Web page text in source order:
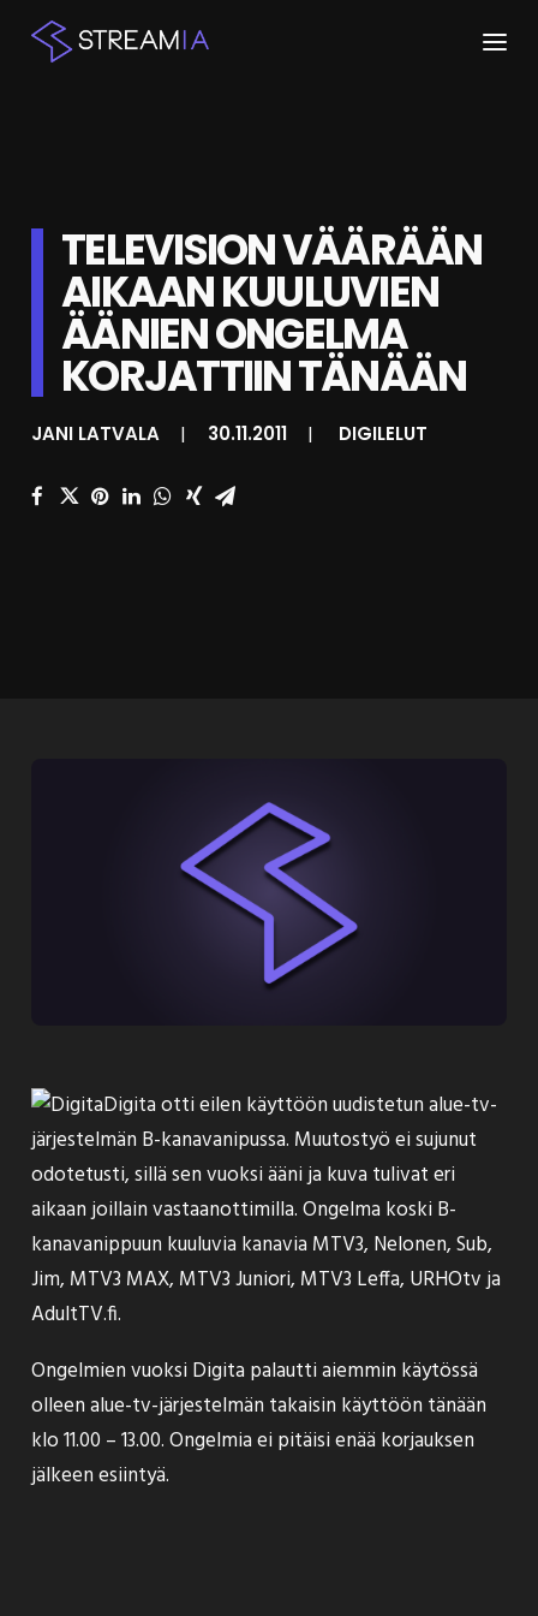
STREAMIT
KESKUSTELU
SHOP
HAKU
TELEVISION VÄÄRÄÄN
AIKAAN KUULUVIEN
ÄÄNIEN ONGELMA
KORJATTIIN TÄNÄÄN
JANI LATVALA | 30.11.2011 | DIGILELUT
Digita otti eilen käyttöön uudistetun alue-tv-
järjestelmän B-kanavanipussa. Muutostyöei sujunut
odotetusti, sillä sen vuoksi ääni ja kuva tulivat eri
aikaan joillain vastaanottimilla. Ongelma koski B-
kanavanippuun kuuluvia kanavia MTV3, Nelonen, Sub,
Jim, MTV3 MAX, MTV3 Juniori, MTV3 Leffa, URHOtv ja
AdultTV.fi.
Ongelmien vuoksi Digita palauttiaiemmin käytössä
olleen alue-tv-järjestelmän takaisin käyttöön tänään
klo 11.00 – 13.00. Ongelmia ei pitäisi enää korjauksen
jälkeen esiintyä.